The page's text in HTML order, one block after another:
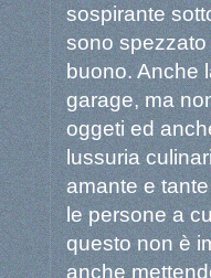
sospirante
sono
buono. Anche
garage, ma
oggeti ed
lussuria
amante e
le persone a
questo non è
anche